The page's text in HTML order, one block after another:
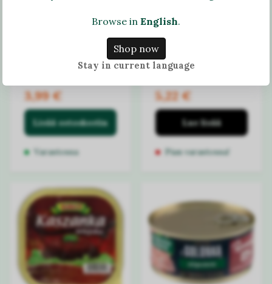
tomaattikastikkeessa
3,99 €
Lisää ostoskoriin
Varastossa
Savustettu
silli
5,22 €
Lue lisää
Pian varastossa!
Browse in English.
Shop now
Stay in current language